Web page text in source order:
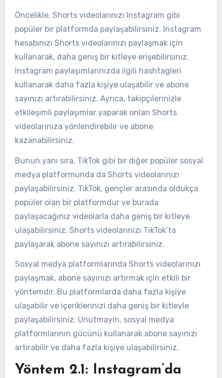
Öncelikle, Shorts videolarınızı Instagram gibi
popüler bir platformda paylaşabilirsiniz. Instagram
hesabınızı Shorts videolarınızı paylaşmak için
kullanarak, daha geniş bir kitleye erişebilirsiniz.
Instagram paylaşımlarınızda ilgili hashtagleri
kullanarak daha fazla kişiye ulaşabilir ve abone
sayınızı artırabilirsiniz. Ayrıca, takipçilerinizle
etkileşimli paylaşımlar yaparak onları Shorts
videolarınıza yönlendirebilir ve abone
kazanabilirsiniz.
Bunun yanı sıra, TikTok gibi bir diğer popüler sosyal
medya platformunda da Shorts videolarınızı
paylaşabilirsiniz. TikTok, gençler arasında oldukça
popüler olan bir platformdur ve burada
paylaşacağınız videolarla daha geniş bir kitleye
ulaşabilirsiniz. Shorts videolarınızı TikTok’ta
paylaşarak abone sayınızı artırabilirsiniz.
Sosyal medya platformlarında Shorts videolarınızı
paylaşmak, abone sayınızı artırmak için etkili bir
yöntemdir. Bu platformlarda daha fazla kişiye
ulaşabilir ve içeriklerinizi daha geniş bir kitleyle
paylaşabilirsiniz. Unutmayın, sosyal medya
platformlarının gücünü kullanarak abone sayınızı
artırabilir ve daha fazla kişiye ulaşabilirsiniz.
Yöntem 2.1: Instagram’da